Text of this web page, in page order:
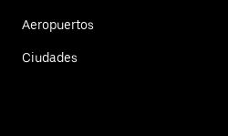
Aeropuertos
Ciudades